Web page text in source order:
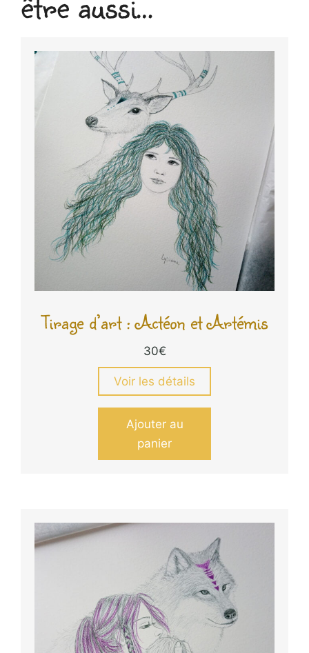
Tirage d’art : Actéon et Artémis
30€
Voir les détails
Ajouter au
panier